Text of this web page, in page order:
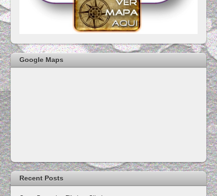
Google Maps
Recent Posts